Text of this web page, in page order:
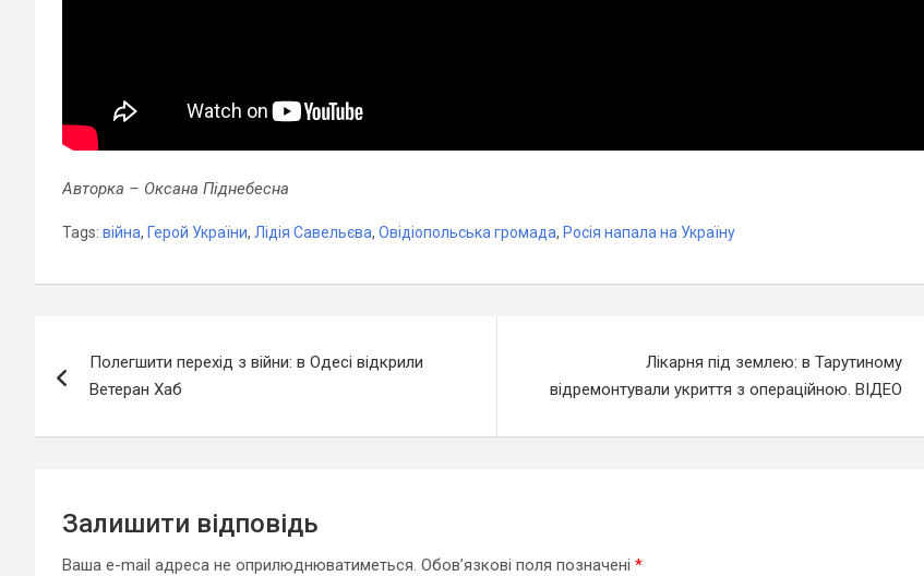
Авторка – Оксана Піднебесна
Tags: війна, Герой України, Лідія Савельєва, Овідіопольська громада, Росія напала на Україну
записів
Полегшити перехід з війни: в Одесі відкрили
Ветеран Хаб
Лікарня під землею: в Тарутиному
відремонтували укриття з операційною. ВІДЕО
Залишити відповідь
Ваша e-mail адреса не оприлюднюватиметься. Обов’язкові поля позначені *